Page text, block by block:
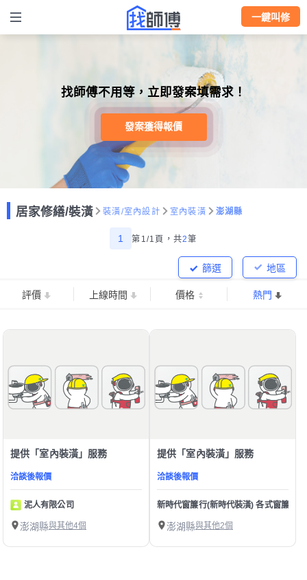
一鍵叫修
找師傅不用等，立即發案填需求！
發案獲得報價
居家修繕/裝潢 裝潢/室內設計 室內裝潢 澎湖縣
1 第1/1頁， 共2筆
地區
篩選
評價 上線時間 價格 熱門
提供「室內裝潢」服務
洽談後報價
泥人有限公司
澎湖縣與其他4個
提供「室內裝潢」服務
洽談後報價
新時代窗簾行(新時代裝潢) 各式窗簾 |
澎湖縣與其他2個